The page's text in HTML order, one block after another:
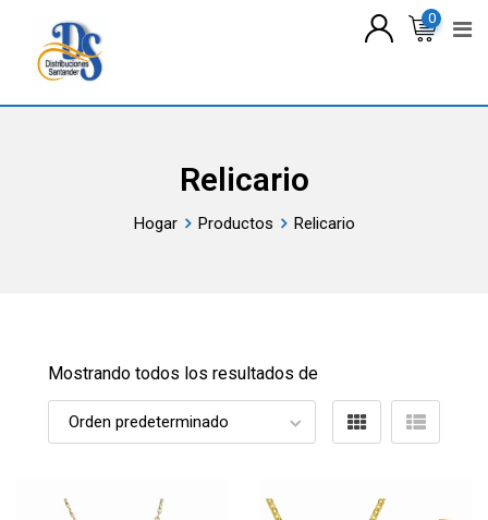
contenido
0
Relicario
Hogar Productos Relicario
Mostrando todos los resultados de